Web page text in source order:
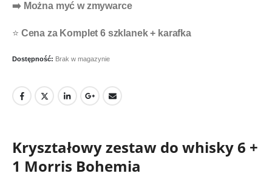
➡️ Można myć w zmywarce
⭐ Cena za Komplet 6 szklanek + karafka
Dostępność: Brak w magazynie
Kryształowy zestaw do whisky 6 +
1 Morris Bohemia